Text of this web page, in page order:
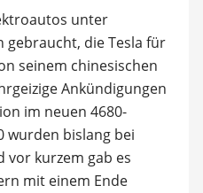
unter
gebraucht, die Tesla für
seinem chinesischen
Ankündigungen
im neuen 4680-
wurden bislang bei
kurzem gab es
mit einem Ende